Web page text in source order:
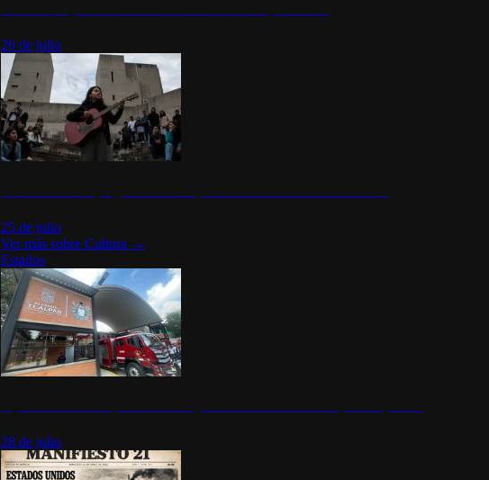
26 de julio
25 de julio
Ver más sobreCultura →
Estados
28 de julio